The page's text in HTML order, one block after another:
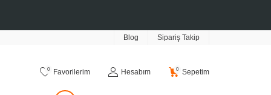
Blog Sipariş Takip
0 Favorilerim Hesabım 0 Sepetim